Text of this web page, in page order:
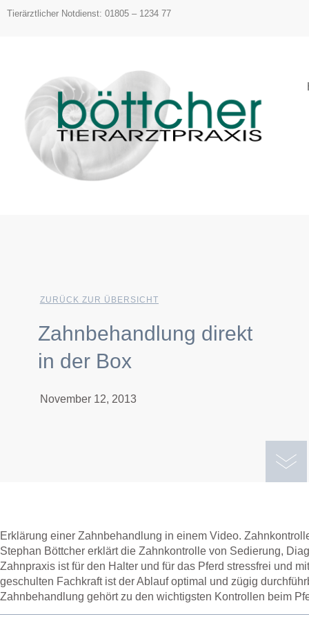
springen
Tierärztlicher Notdienst: 01805 – 1234 77
ZURÜCK ZUR ÜBERSICHT
Zahnbehandlung direkt
in der Box
November 12, 2013
Erklärung einer Zahnbehandlung in einem Video.
Stephan Böttcher erklärt die Zahnkontrolle von Sedierung,
Zahnpraxis ist für den Halter und für das Pferd stressfrei und
geschulten Fachkraft ist der Ablauf optimal und zügig
Zahnbehandlung gehört zu den wichtigsten Kontrollen beim